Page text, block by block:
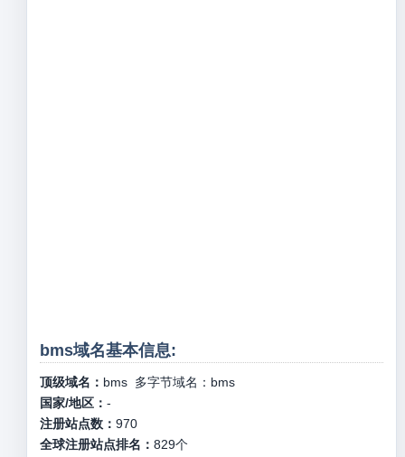
bms域名基本信息:
顶级域名： bms多字节域名： bms
国家/地区： -
注册站点数： 970
全球注册站点排名： 829个